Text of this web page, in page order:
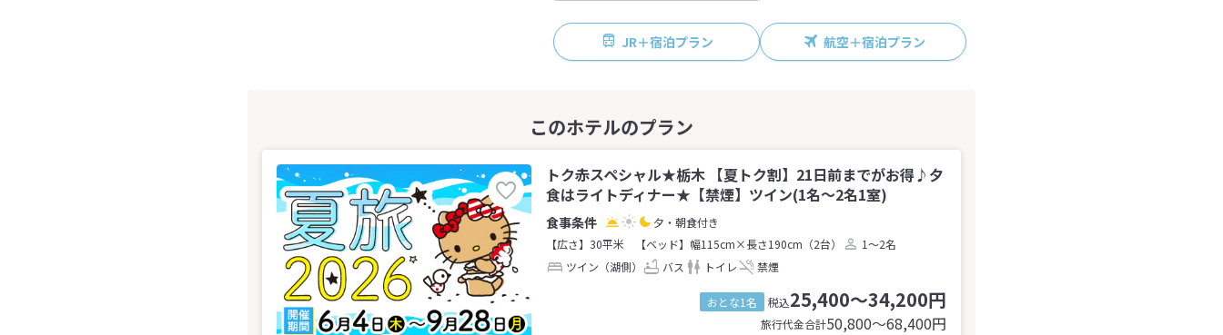
JR＋宿泊プラン 航空＋宿泊プラン
トク赤スペシャル★栃木 【夏トク割】21日前までがお得♪夕
食はライトディナー★【禁煙】ツイン(1名～2名1室)
夕・朝食付き
【広さ】30平米
【ベッド】幅115cm×長さ190cm（2台）
1～2名
ツイン（湖側）
バス トイレ 禁煙
おとな1名 税込25,400～34,200円
旅行代金合計50,800〜68,400円